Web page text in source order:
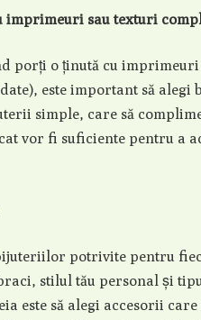
imprimeuri sau texturi
porți o ținută cu
este important să alegi
simple, care să
vor fi suficiente pentru a
potrivite pentru
stilul tău personal și
este să alegi accesorii